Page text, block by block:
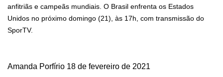
anfitriãs e campeãs mundiais. O Brasil enfrenta os Estados
Unidos no próximo domingo (21), às 17h, com transmissão do
SporTV.
Amanda Porfírio 18 de fevereiro de 2021